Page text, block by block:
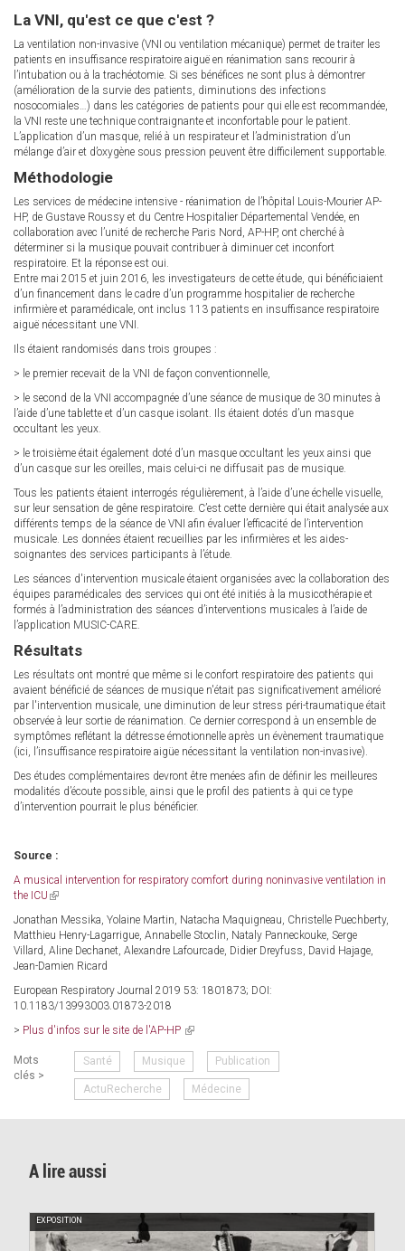
La VNI, qu'est ce que c'est ?
La ventilation non-invasive (VNI ou ventilation mécanique) permet de traiter les
patients en insuffisance respiratoire aiguë en réanimation sans recourir à
l’intubation ou à la trachéotomie. Si ses bénéfices ne sont plus à démontrer
(amélioration de la survie des patients, diminutions des infections
nosocomiales…) dans les catégories de patients pour qui elle est recommandée,
la VNI reste une technique contraignante et inconfortable pour le patient.
L’application d’un masque, relié à un respirateur et l’administration d’un
mélange d’air et d’oxygène sous pression peuvent être difficilement supportable.
Méthodologie
Les services de médecine intensive - réanimation de l’hôpital Louis-Mourier AP-
HP, de Gustave Roussy et du Centre Hospitalier Départemental Vendée, en
collaboration avec l’unité de recherche Paris Nord, AP-HP, ont cherché à
déterminer si la musique pouvait contribuer à diminuer cet inconfort
respiratoire. Et la réponse est oui.
Entre mai 2015 et juin 2016, les investigateurs de cette étude, qui bénéficiaient
d’un financement dans le cadre d’un programme hospitalier de recherche
infirmière et paramédicale, ont inclus 113 patients en insuffisance respiratoire
aiguë nécessitant une VNI.
Ils étaient randomisés dans trois groupes :
> le premier recevait de la VNI de façon conventionnelle,
> le second de la VNI accompagnée d’une séance de musique de 30 minutes à
l’aide d’une tablette et d’un casque isolant. Ils étaient dotés d’un masque
occultant les yeux.
> le troisième était également doté d’un masque occultant les yeux ainsi que
d’un casque sur les oreilles, mais celui-ci ne diffusait pas de musique.
Tous les patients étaient interrogés régulièrement, à l’aide d’une échelle visuelle,
sur leur sensation de gêne respiratoire. C’est cette dernière qui était analysée aux
différents temps de la séance de VNI afin évaluer l’efficacité de l’intervention
musicale. Les données étaient recueillies par les infirmières et les aides-
soignantes des services participants à l’étude.
Les séances d'intervention musicale étaient organisées avec la collaboration des
équipes paramédicales des services qui ont été initiés à la musicothérapie et
formés à l’administration des séances d’interventions musicales à l’aide de
l’application MUSIC-CARE.
Résultats
Les résultats ont montré que même si le confort respiratoire des patients qui
avaient bénéficié de séances de musique n'était pas significativement amélioré
par l'intervention musicale, une diminution de leur stress péri-traumatique était
observée à leur sortie de réanimation. Ce dernier correspond à un ensemble de
symptômes reflétant la détresse émotionnelle après un évènement traumatique
(ici, l’insuffisance respiratoire aigüe nécessitant la ventilation non-invasive).
Des études complémentaires devront être menées afin de définir les meilleures
modalités d’écoute possible, ainsi que le profil des patients à qui ce type
d’intervention pourrait le plus bénéficier.
Source :
A musical intervention for respiratory comfort during noninvasive ventilation in
the ICU (link
external)
Jonathan Messika, Yolaine Martin, Natacha Maquigneau, Christelle Puechberty,
Matthieu Henry-Lagarrigue, Annabelle Stoclin, Nataly Panneckouke, Serge
Villard, Aline Dechanet, Alexandre Lafourcade, Didier Dreyfuss, David Hajage,
Jean-Damien Ricard
European Respiratory Journal 2019 53: 1801873; DOI:
10.1183/13993003.01873-2018
> Plus d'infos sur le site de l'AP-HP (link
external)
Mots
clés >
Santé Musique Publication
ActuRecherche Médecine
A lire aussi
EXPOSITION